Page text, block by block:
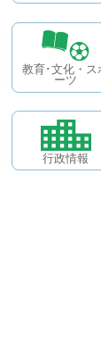
教育･文化・ス
ーツ
行政情報